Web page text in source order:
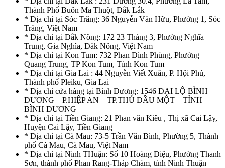
Thành Phố Buôn Ma Thuột, Đắk Lắk
* Địa chỉ tại Sóc Trăng: 36 Nguyễn Văn Hữu, Phường 1, Sóc
Trăng, Việt Nam
* Địa chỉ tại Đắk Nông: 172 23 Tháng 3, Phường Nghĩa
Trung, Gia Nghĩa, Đăk Nông, Việt Nam
* Địa chỉ tại Kon Tum: 732 Phan Đình Phùng, Phường
Quang Trung, TP Kon Tum, Tỉnh Kon Tum
* Địa chỉ tại Gia Lai : 44 Nguyễn Viết Xuân, P. Hội Phú,
Thành phố Pleiku, Gia Lai
* Địa chỉ cửa hàng tại Bình Dương: 1546 ĐẠI LỘ BÌNH
DƯƠNG – P.HIỆP AN – TP.THỦ DẦU MỘT – TỈNH
BÌNH DƯƠNG
* Địa chỉ tại Tiền Giang: 21 Phan văn Kiêu , Thị xã Cai Lậy,
Huyện Cai Lậy, Tiền Giang
* Địa chỉ tại Cà Mau: 73-5 Trần Văn Bình, Phường 5, Thành
phố Cà Mau, Cà Mau, Việt Nam
* Địa chỉ tại Ninh THuận: Số 10 Hoàng Diệu, Phường Thanh
Sơn, thành phố Phan Rang-Tháp Chàm, tỉnh Ninh Thuận